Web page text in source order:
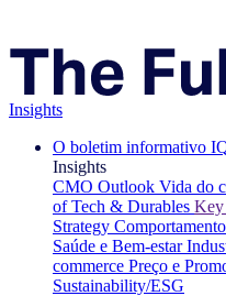
Insights
O boletim informativo
Insights
CMO Outlook Vida do
of Tech & Durables Key
Strategy
Saúde e Bem-estar
commerce Preço e
Sustainability/ESG